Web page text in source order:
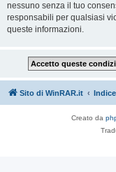
nessuno senza il tuo
responsabili per qualsiasi
queste informazioni.
Sito di WinRAR.it Indice
Creato da